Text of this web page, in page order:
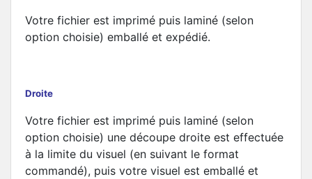
Votre fichier est imprimé puis laminé (selon
option choisie) emballé et expédié.
Droite
Votre fichier est imprimé puis laminé (selon
option choisie) une découpe droite est effectuée
à la limite du visuel (en suivant le format
commandé), puis votre visuel est emballé et